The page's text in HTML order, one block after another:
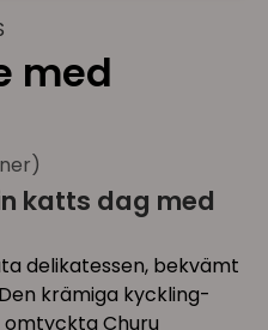
med
katts dag med
delikatessen, bekvämt
krämiga kyckling-
omtyckta Churu